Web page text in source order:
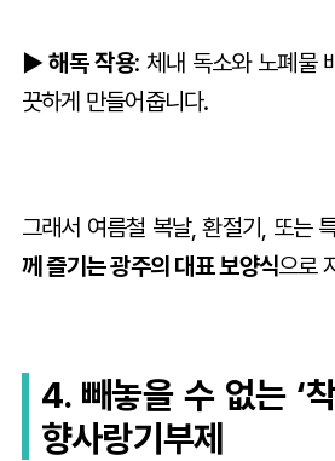
► 해독 작용: 체내 독소와 노폐물
끗하게 만들어줍니다.
그래서 여름철 복날, 환절기, 또는
께 즐기는 광주의 대표 보양식으로
4. 빼놓을 수 없는 ‘
향사랑기부제